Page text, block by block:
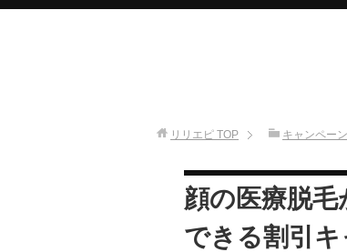
リリエピ TOP キャンペーン
顔の医療脱
できる割引